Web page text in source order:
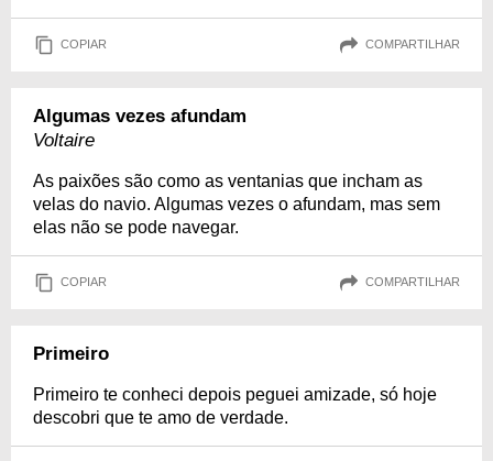
COPIAR COMPARTILHAR
Algumas vezes afundam
Voltaire
As paixões são como as ventanias que incham as
velas do navio. Algumas vezes o afundam, mas sem
elas não se pode navegar.
COPIAR COMPARTILHAR
Primeiro
Primeiro te conheci depois peguei amizade, só hoje
descobri que te amo de verdade.